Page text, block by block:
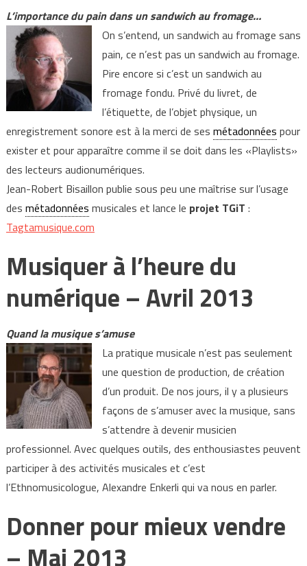
L’importance du pain dans un sandwich au fromage…
On s’entend, un sandwich au fromage sans
pain, ce n’est pas un sandwich au fromage.
Pire encore si c’est un sandwich au
fromage fondu. Privé du livret, de
l’étiquette, de l’objet physique, un
enregistrement sonore est à la merci de ses métadonnées pour
exister et pour apparaître comme il se doit dans les «Playlists»
des lecteurs audionumériques.
Jean-Robert Bisaillon publie sous peu une maîtrise sur l’usage
des métadonnées musicales et lance le projet TGiT :
Tagtamusique.com
Musiquer à l’heure du
numérique – Avril 2013
Quand la musique s’amuse
La pratique musicale n’est pas seulement
une question de production, de création
d’un produit. De nos jours, il y a plusieurs
façons de s’amuser avec la musique, sans
s’attendre à devenir musicien
professionnel. Avec quelques outils, des enthousiastes peuvent
participer à des activités musicales et c’est
l’Ethnomusicologue, Alexandre Enkerli qui va nous en parler.
Donner pour mieux vendre
– Mai 2013